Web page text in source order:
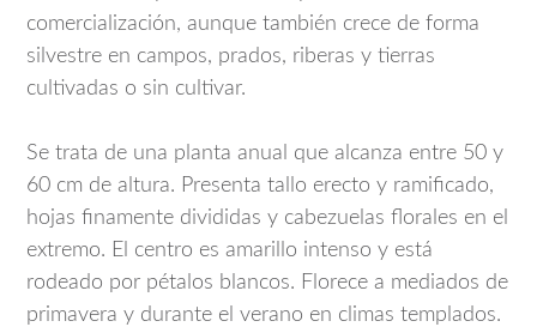
comercialización, aunque también crece de forma
silvestre en campos, prados, riberas y tierras
cultivadas o sin cultivar.
Se trata de una planta anual que alcanza entre 50 y
60 cm de altura. Presenta tallo erecto y ramificado,
hojas finamente divididas y cabezuelas florales en el
extremo. El centro es amarillo intenso y está
rodeado por pétalos blancos. Florece a mediados de
primavera y durante el verano en climas templados.